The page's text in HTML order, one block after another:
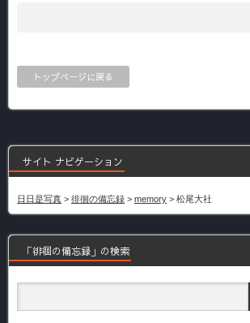
トップページに戻る
サイト ナビゲーション
日日是写真 > 徘徊の備忘録 > memory > 松尾大社
「徘徊の備忘録」の検索